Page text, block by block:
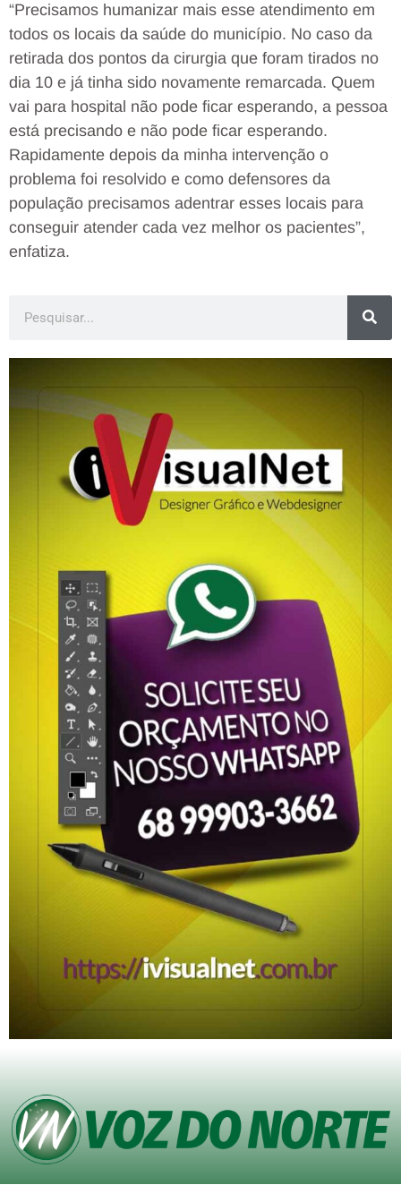
“Precisamos humanizar mais esse atendimento em
todos os locais da saúde do município. No caso da
retirada dos pontos da cirurgia que foram tirados no
dia 10 e já tinha sido novamente remarcada. Quem
vai para hospital não pode ficar esperando, a pessoa
está precisando e não pode ficar esperando.
Rapidamente depois da minha intervenção o
problema foi resolvido e como defensores da
população precisamos adentrar esses locais para
conseguir atender cada vez melhor os pacientes”,
enfatiza.